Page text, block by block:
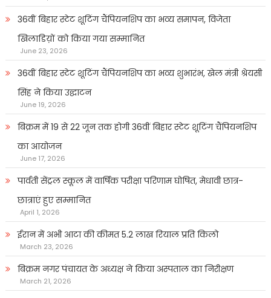
36वीं बिहार स्टेट शूटिंग चैंपियनशिप का भव्य समापन, विजेता
खिलाडिय़ों को किया गया सम्मानित
June 23, 2026
36वीं बिहार स्टेट शूटिंग चैंपियनशिप का भव्य शुभारंभ, खेल मंत्री श्रेयसी
सिंह ने किया उद्घाटन
June 19, 2026
बिक्रम में 19 से 22 जून तक होगी 36वीं बिहार स्टेट शूटिंग चैंपियनशिप
का आयोजन
June 17, 2026
पार्वती सेंट्रल स्कूल में वार्षिक परीक्षा परिणाम घोषित, मेधावी छात्र-
छात्राएं हुए सम्मानित
April 1, 2026
ईरान में अभी आटा की कीमत 5.2 लाख रियाल प्रति किलो
March 23, 2026
बिक्रम नगर पंचायत के अध्यक्ष ने किया अस्पताल का निरीक्षण
March 21, 2026